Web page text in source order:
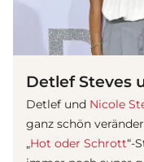
Detlef Steves
Detlef und Nicole
ganz schön
„Hot oder Schrott“-